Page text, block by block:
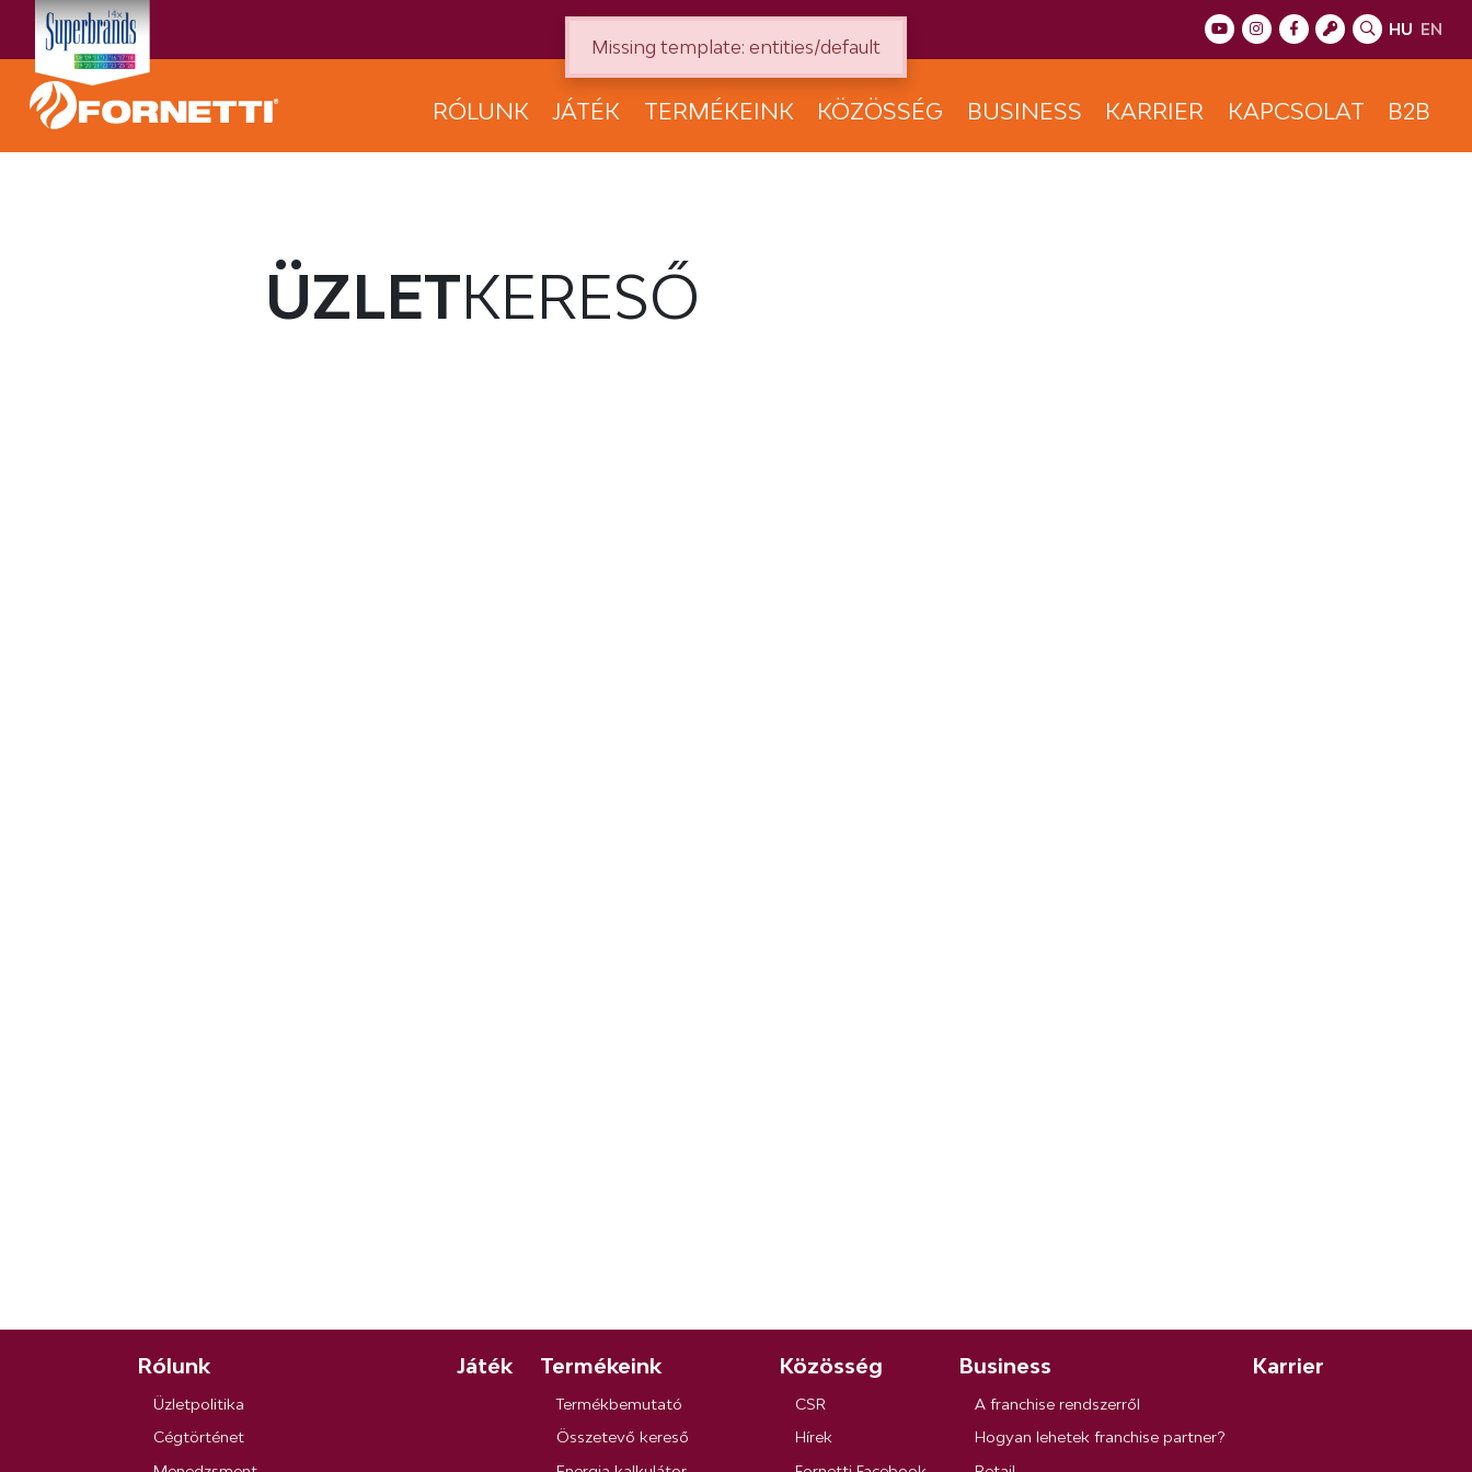
HU EN
RÓLUNK JÁTÉK TERMÉKEINK KÖZÖSSÉG BUSINESS KARRIER KAPCSOLAT B2B
ÜZLETKERESŐ
Rólunk
Üzletpolitika
Cégtörténet
Játék Termékeink
Termékbemutató
Összetevő kereső
Közösség
CSR
Hírek
Business
A franchise rendszerről
Hogyan lehetek franchise partner?
Karrier
Missing template: entities/default